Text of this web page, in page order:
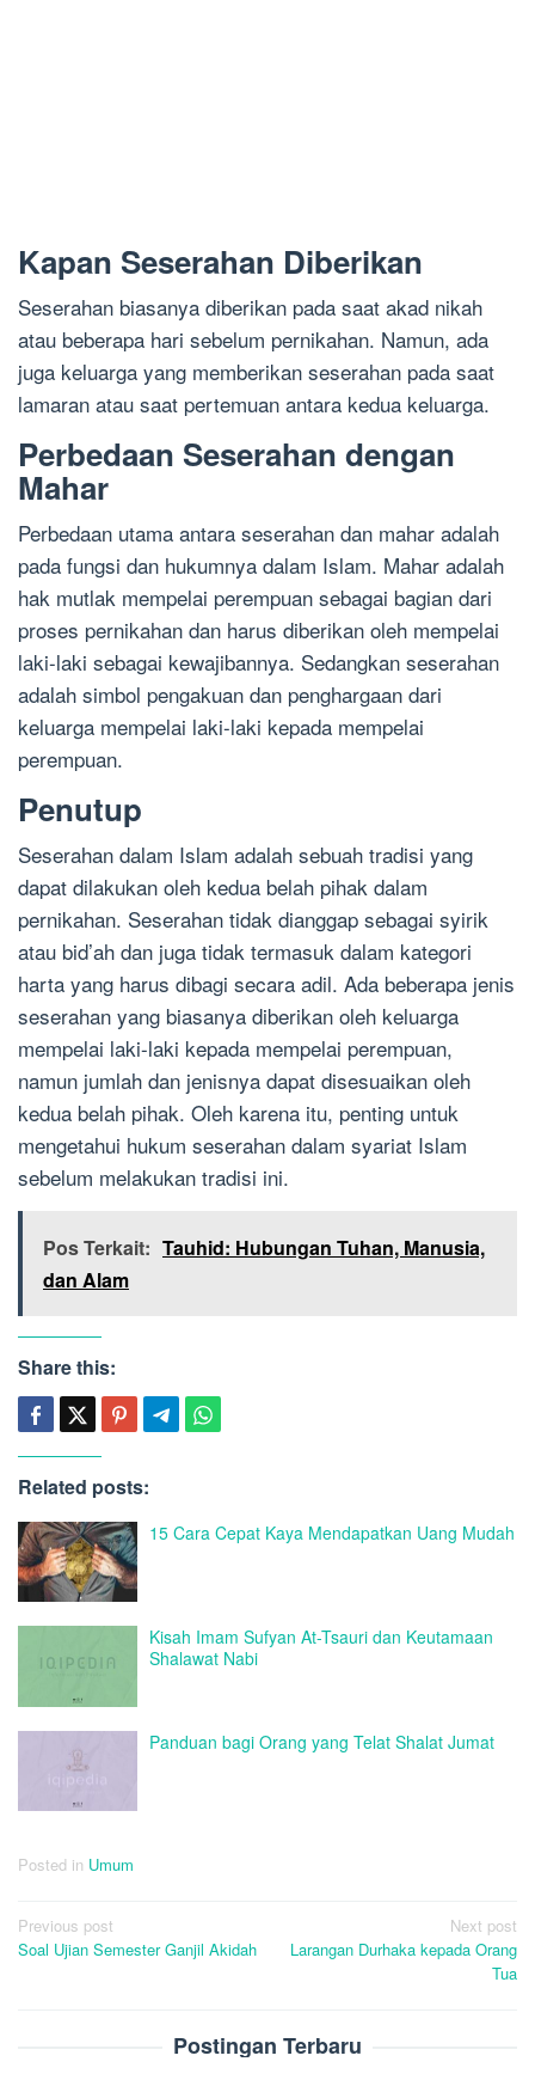
Kapan Seserahan Diberikan
Seserahan biasanya diberikan pada saat akad nikah
atau beberapa hari sebelum pernikahan. Namun, ada
juga keluarga yang memberikan seserahan pada saat
lamaran atau saat pertemuan antara kedua keluarga.
Perbedaan Seserahan dengan
Mahar
Perbedaan utama antara seserahan dan mahar adalah
pada fungsi dan hukumnya dalam Islam. Mahar adalah
hak mutlak mempelai perempuan sebagai bagian dari
proses pernikahan dan harus diberikan oleh mempelai
laki-laki sebagai kewajibannya. Sedangkan seserahan
adalah simbol pengakuan dan penghargaan dari
keluarga mempelai laki-laki kepada mempelai
perempuan.
Penutup
Seserahan dalam Islam adalah sebuah tradisi yang
dapat dilakukan oleh kedua belah pihak dalam
pernikahan. Seserahan tidak dianggap sebagai syirik
atau bid’ah dan juga tidak termasuk dalam kategori
harta yang harus dibagi secara adil. Ada beberapa jenis
seserahan yang biasanya diberikan oleh keluarga
mempelai laki-laki kepada mempelai perempuan,
namun jumlah dan jenisnya dapat disesuaikan oleh
kedua belah pihak. Oleh karena itu, penting untuk
mengetahui hukum seserahan dalam syariat Islam
sebelum melakukan tradisi ini.
Pos Terkait: Tauhid: Hubungan Tuhan, Manusia,
dan Alam
Share this:
Related posts:
15 Cara Cepat Kaya Mendapatkan Uang Mudah
Kisah Imam Sufyan At-Tsauri dan Keutamaan
Shalawat Nabi
Panduan bagi Orang yang Telat Shalat Jumat
Posted in Umum
Post
navigation
Previous post
Soal Ujian Semester Ganjil Akidah
Next post
Larangan Durhaka kepada Orang
Tua
Postingan Terbaru